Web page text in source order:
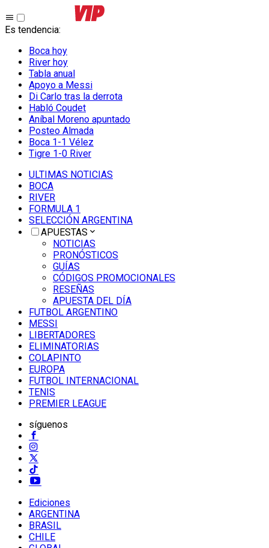
Es tendencia:
Boca hoy
River hoy
Tabla anual
Apoyo a Messi
Di Carlo tras la derrota
Habló Coudet
Aníbal Moreno apuntado
Posteo Almada
Boca 1-1 Vélez
Tigre 1-0 River
ULTIMAS NOTICIAS
BOCA
RIVER
FORMULA 1
SELECCIÓN ARGENTINA
APUESTAS
NOTICIAS
PRONÓSTICOS
GUÍAS
CÓDIGOS PROMOCIONALES
RESEÑAS
APUESTA DEL DÍA
FUTBOL ARGENTINO
MESSI
LIBERTADORES
ELIMINATORIAS
COLAPINTO
EUROPA
FUTBOL INTERNACIONAL
TENIS
PREMIER LEAGUE
síguenos
Ediciones
ARGENTINA
BRASIL
CHILE